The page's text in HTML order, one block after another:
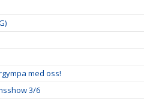
med oss!
3/6